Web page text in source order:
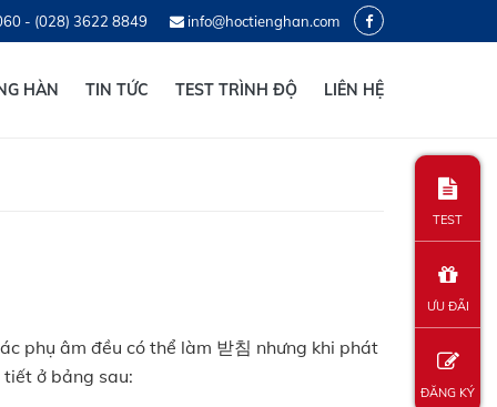
- (028) 3622 8849 info@hoctienghan.com
HÀN TIN TỨC TEST TRÌNH ĐỘ LIÊN HỆ
phụ âm đều có thể làm 받침 nhưng khi phát
tiết ở bảng sau:
TEST
ƯU ĐÃI
ĐĂNG KÝ